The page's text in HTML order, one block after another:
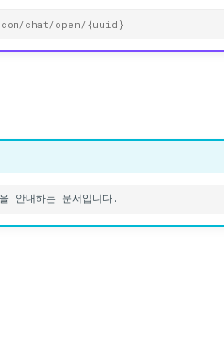
chat/open/{uuid}